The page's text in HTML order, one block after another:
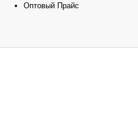
Оптовый Прайс